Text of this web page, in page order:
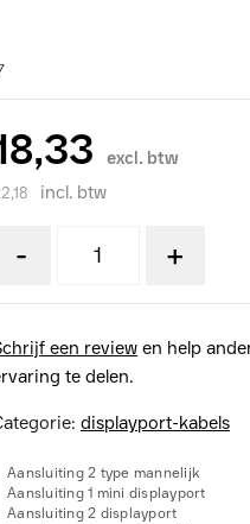
excl. btw
incl. btw
- +
een review en help
te delen.
displayport-kabels
Aansluiting 2 type mannelijk
Aansluiting 1 mini displayport
Aansluiting 2 displayport